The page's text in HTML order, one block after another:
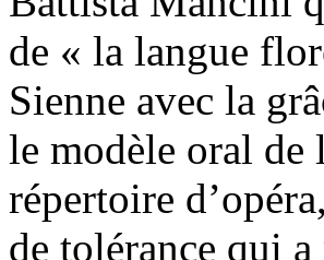
de « la langue
Sienne avec la
le modèle oral de
répertoire
de tolérance qui